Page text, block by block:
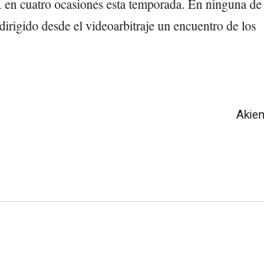
cuatro ocasiones esta temporada. En ninguna de
desde el videoarbitraje un encuentro de los